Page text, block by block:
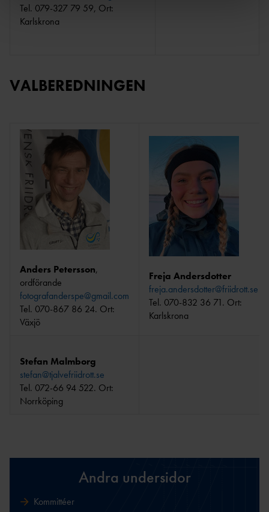
Tel. 079-327 79 59, Ort:
Karlskrona
VALBEREDNINGEN
Anders Petersson,
ordförande
fotografanderspe@gmail.com
Tel. 070-867 86 24. Ort:
Växjö
Freja Andersdotter
freja.andersdotter@friidrott.se
Tel. 070-832 36 71. Ort:
Karlskrona
Stefan Malmborg
stefan@tjalvefriidrott.se
Tel. 072-66 94 522. Ort:
Norrköping
Andra undersidor
Kommittéer